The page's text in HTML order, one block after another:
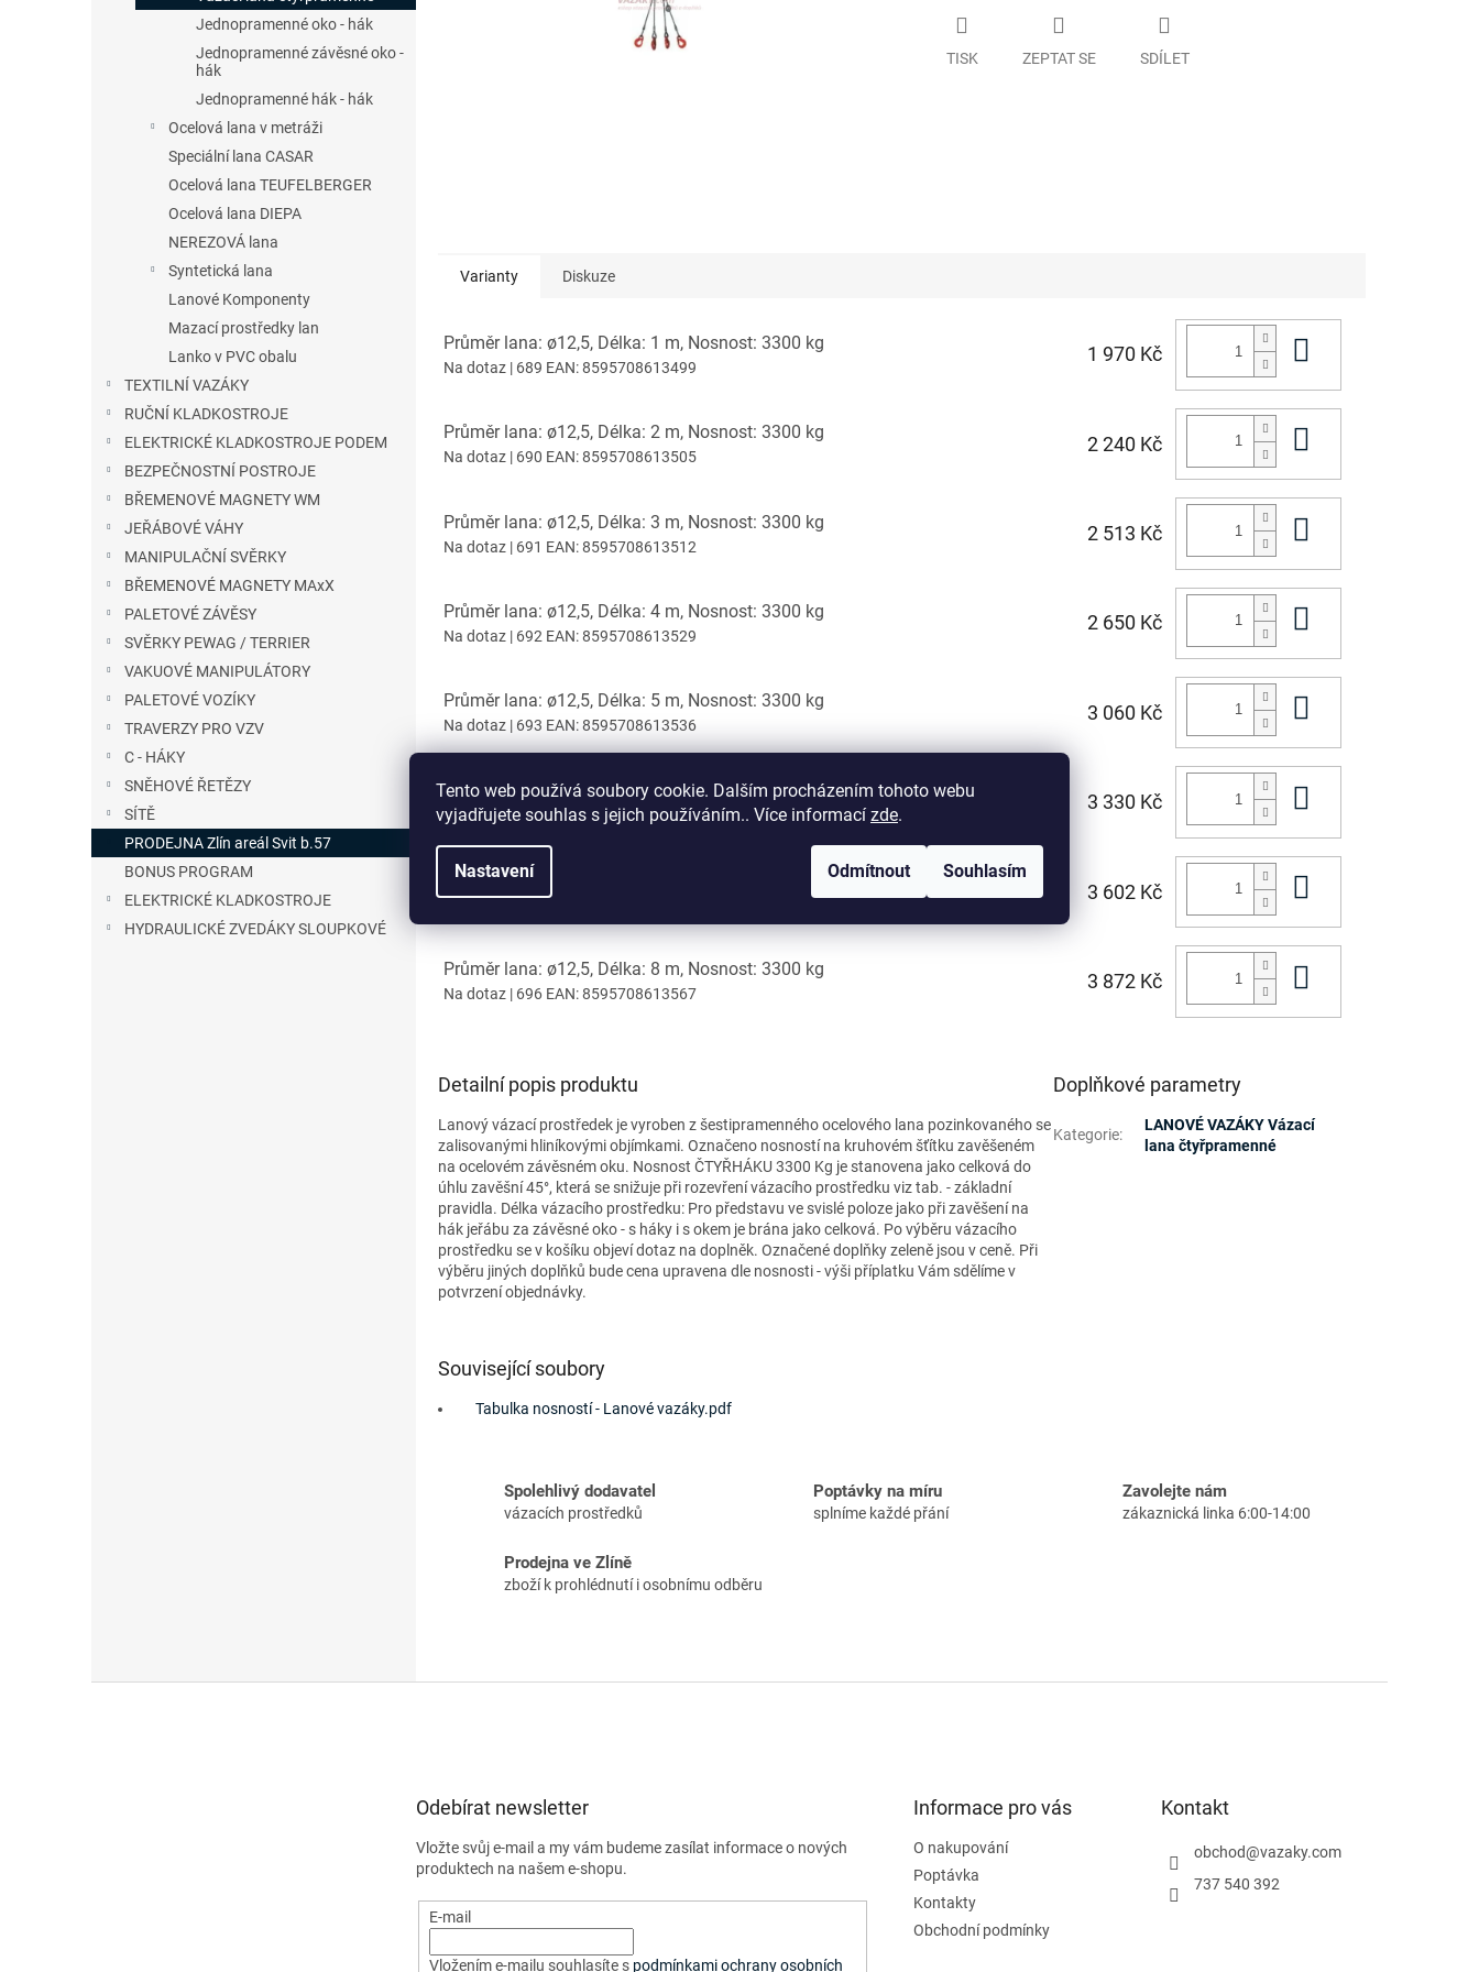
Tento web používá soubory cookie. Dalším procházením tohoto webu
vyjadřujete souhlas s jejich používáním.. Více informací zde.
Nastavení Odmítnout Souhlasím
Jednopramenné oko - hák
Jednopramenné závěsné oko -
hák
Jednopramenné hák - hák
Ocelová lana v metráži
Speciální lana CASAR
Ocelová lana TEUFELBERGER
Ocelová lana DIEPA
NEREZOVÁ lana
Syntetická lana
Lanové Komponenty
Mazací prostředky lan
Lanko v PVC obalu
TEXTILNÍ VAZÁKY
RUČNÍ KLADKOSTROJE
ELEKTRICKÉ KLADKOSTROJE PODEM
BEZPEČNOSTNÍ POSTROJE
BŘEMENOVÉ MAGNETY WM
JEŘÁBOVÉ VÁHY
MANIPULAČNÍ SVĚRKY
BŘEMENOVÉ MAGNETY MAxX
PALETOVÉ ZÁVĚSY
SVĚRKY PEWAG / TERRIER
VAKUOVÉ MANIPULÁTORY
PALETOVÉ VOZÍKY
TRAVERZY PRO VZV
C - HÁKY
SNĚHOVÉ ŘETĚZY
SÍTĚ
PRODEJNA Zlín areál Svit b.57
BONUS PROGRAM
ELEKTRICKÉ KLADKOSTROJE
HYDRAULICKÉ ZVEDÁKY SLOUPKOVÉ
TISK ZEPTAT SE SDÍLET
Varianty Diskuze
Průměr lana: ø12,5, Délka: 1 m, Nosnost: 3300 kg
Na dotaz | 689 EAN:8595708613499
1 970 Kč
Průměr lana: ø12,5, Délka: 2 m, Nosnost: 3300 kg
Na dotaz | 690 EAN:8595708613505
2 240 Kč
Průměr lana: ø12,5, Délka: 3 m, Nosnost: 3300 kg
Na dotaz | 691 EAN:8595708613512
2 513 Kč
Průměr lana: ø12,5, Délka: 4 m, Nosnost: 3300 kg
Na dotaz | 692 EAN:8595708613529
2 650 Kč
Průměr lana: ø12,5, Délka: 5 m, Nosnost: 3300 kg
Na dotaz | 693 EAN:8595708613536
3 060 Kč
Průměr lana: ø12,5, Délka: 6 m, Nosnost: 3300 kg
Na dotaz| 694EAN:8595708613543
3 330 Kč
Průměr lana: ø12,5, Délka: 7 m, Nosnost: 3300 kg 3 602 Kč
Průměr lana: ø12,5, Délka: 8 m, Nosnost: 3300 kg
Na dotaz | 696 EAN:8595708613567
3 872 Kč
Detailní popis produktu
Lanový vázací prostředek je vyroben z šestipramenného ocelového lana pozinkovaného se
zalisovanými hliníkovými objímkami. Označeno nosností na kruhovém šťítku zavěšeném
na ocelovém závěsném oku. Nosnost ČTYŘHÁKU 3300 Kg je stanovena jako celková do
úhlu zavěšní 45°, která se snižuje při rozevření vázacího prostředku viz tab. - základní
pravidla. Délka vázacího prostředku: Pro představu ve svislé poloze jako při zavěšení na
hák jeřábu za závěsné oko - s háky i s okem je brána jako celková. Po výběru vázacího
prostředku se v košíku objeví dotaz na doplněk. Označené doplňky zeleně jsou v ceně. Při
výběru jiných doplňků bude cena upravena dle nosnosti - výši příplatku Vám sdělíme v
potvrzení objednávky.
Doplňkové parametry
Kategorie:
LANOVÉ VAZÁKY Vázací
lana čtyřpramenné
Související soubory
Tabulka nosností - Lanové vazáky.pdf
Spolehlivý dodavatel
vázacích prostředků
Poptávky na míru
splníme každé přání
Zavolejte nám
zákaznická linka 6:00-14:00
Prodejna ve Zlíně
zboží k prohlédnutí i osobnímu odběru
Odebírat newsletter
Vložte svůj e-mail a my vám budeme zasílat informace o nových
produktech na našem e-shopu.
E-mail
Vložením e-mailu souhlasíte s podmínkami ochrany osobních
Informace pro vás
O nakupování
Poptávka
Kontakty
Obchodní podmínky
Kontakt
obchod@vazaky.com
737 540 392